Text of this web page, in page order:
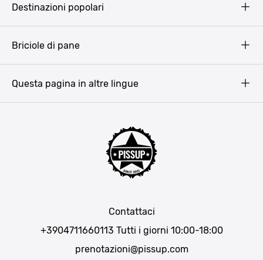
Destinazioni popolari
Bucarest
Briciole di pane
Contattaci
+3904711660113 Tutti i giorni 10:00-18:00
prenotazioni@pissup.com
Questa pagina in altre lingue